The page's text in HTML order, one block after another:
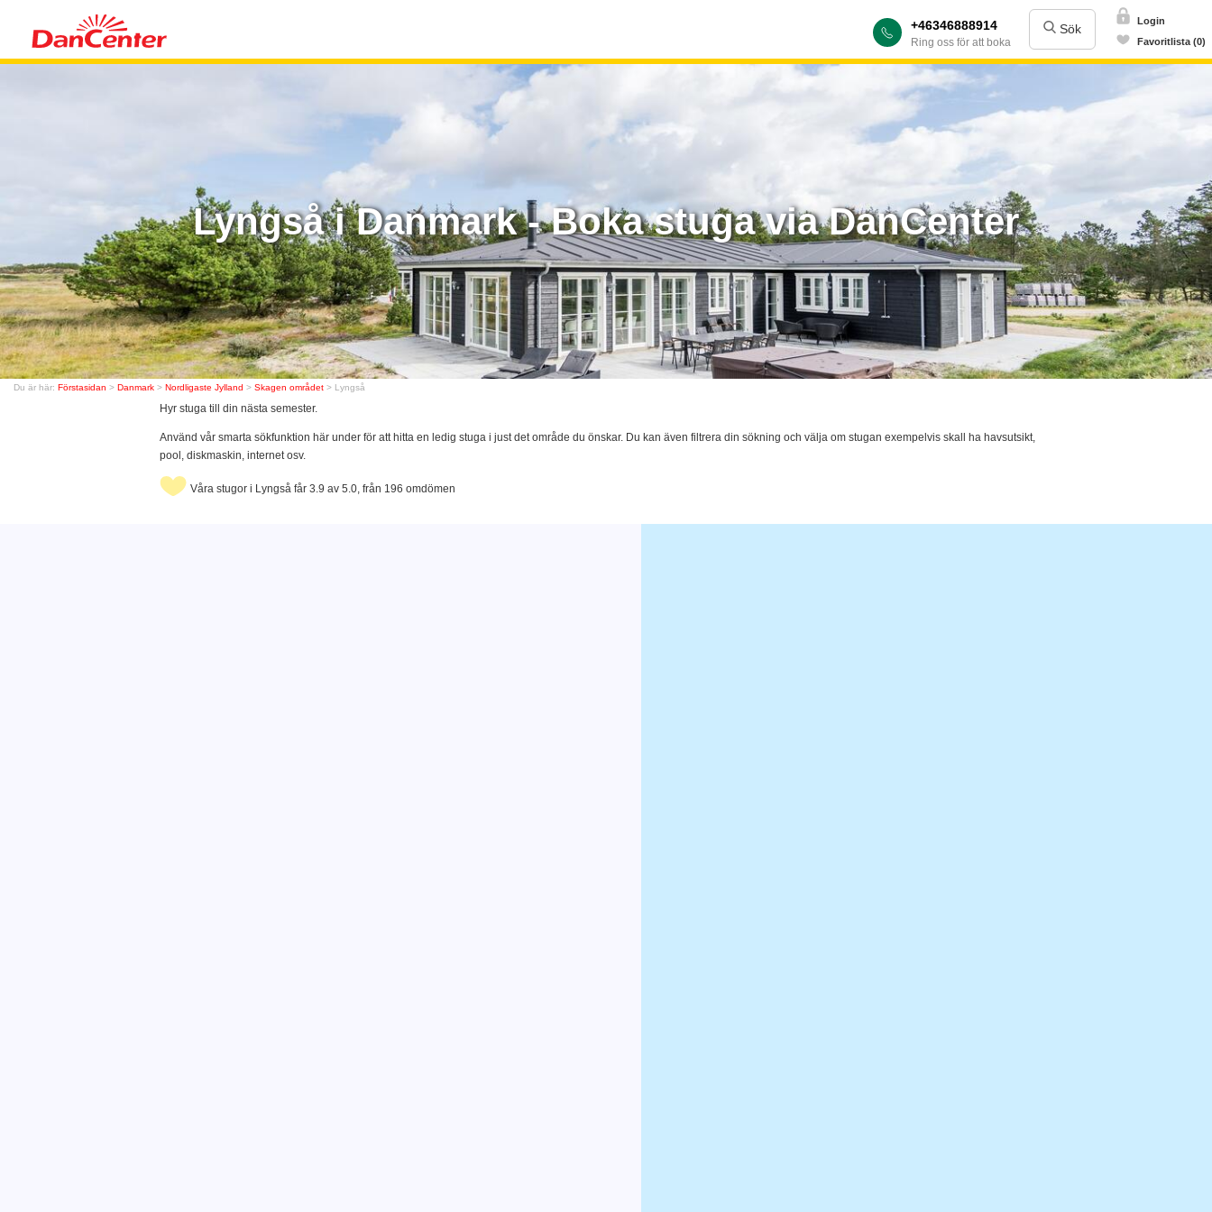
+46346888914
Ring oss för att boka
Sök
Login
Favoritlista (0)
Lyngså i Danmark - Boka stuga via DanCenter
Du är här: Förstasidan > Danmark > Nordligaste Jylland > Skagen området > Lyngså
Hyr stuga till din nästa semester.
Använd vår smarta sökfunktion här under för att hitta en ledig stuga i just det område du önskar. Du kan även filtrera din sökning och välja om stugan exempelvis skall ha havsutsikt,
pool, diskmaskin, internet osv.
Våra stugor i Lyngså får 3.9 av 5.0, från 196 omdömen